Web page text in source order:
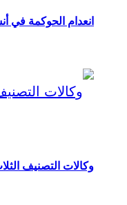
انعدام الحوكمة في
وكالات التصنيف